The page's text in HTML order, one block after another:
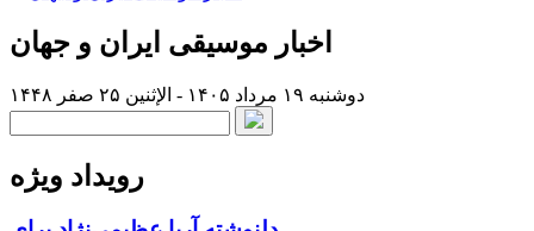
اخبار موسیقی ایران و جهان
دوشنبه ۱۹ مرداد ۱۴۰۵ - الإثنين ۲۵ صفر ۱۴۴۸
رویداد ویژه